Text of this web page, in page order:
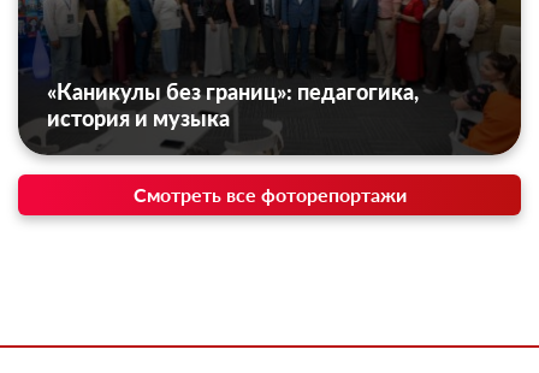
«Каникулы без границ»: педагогика,
история и музыка
Смотреть все фоторепортажи